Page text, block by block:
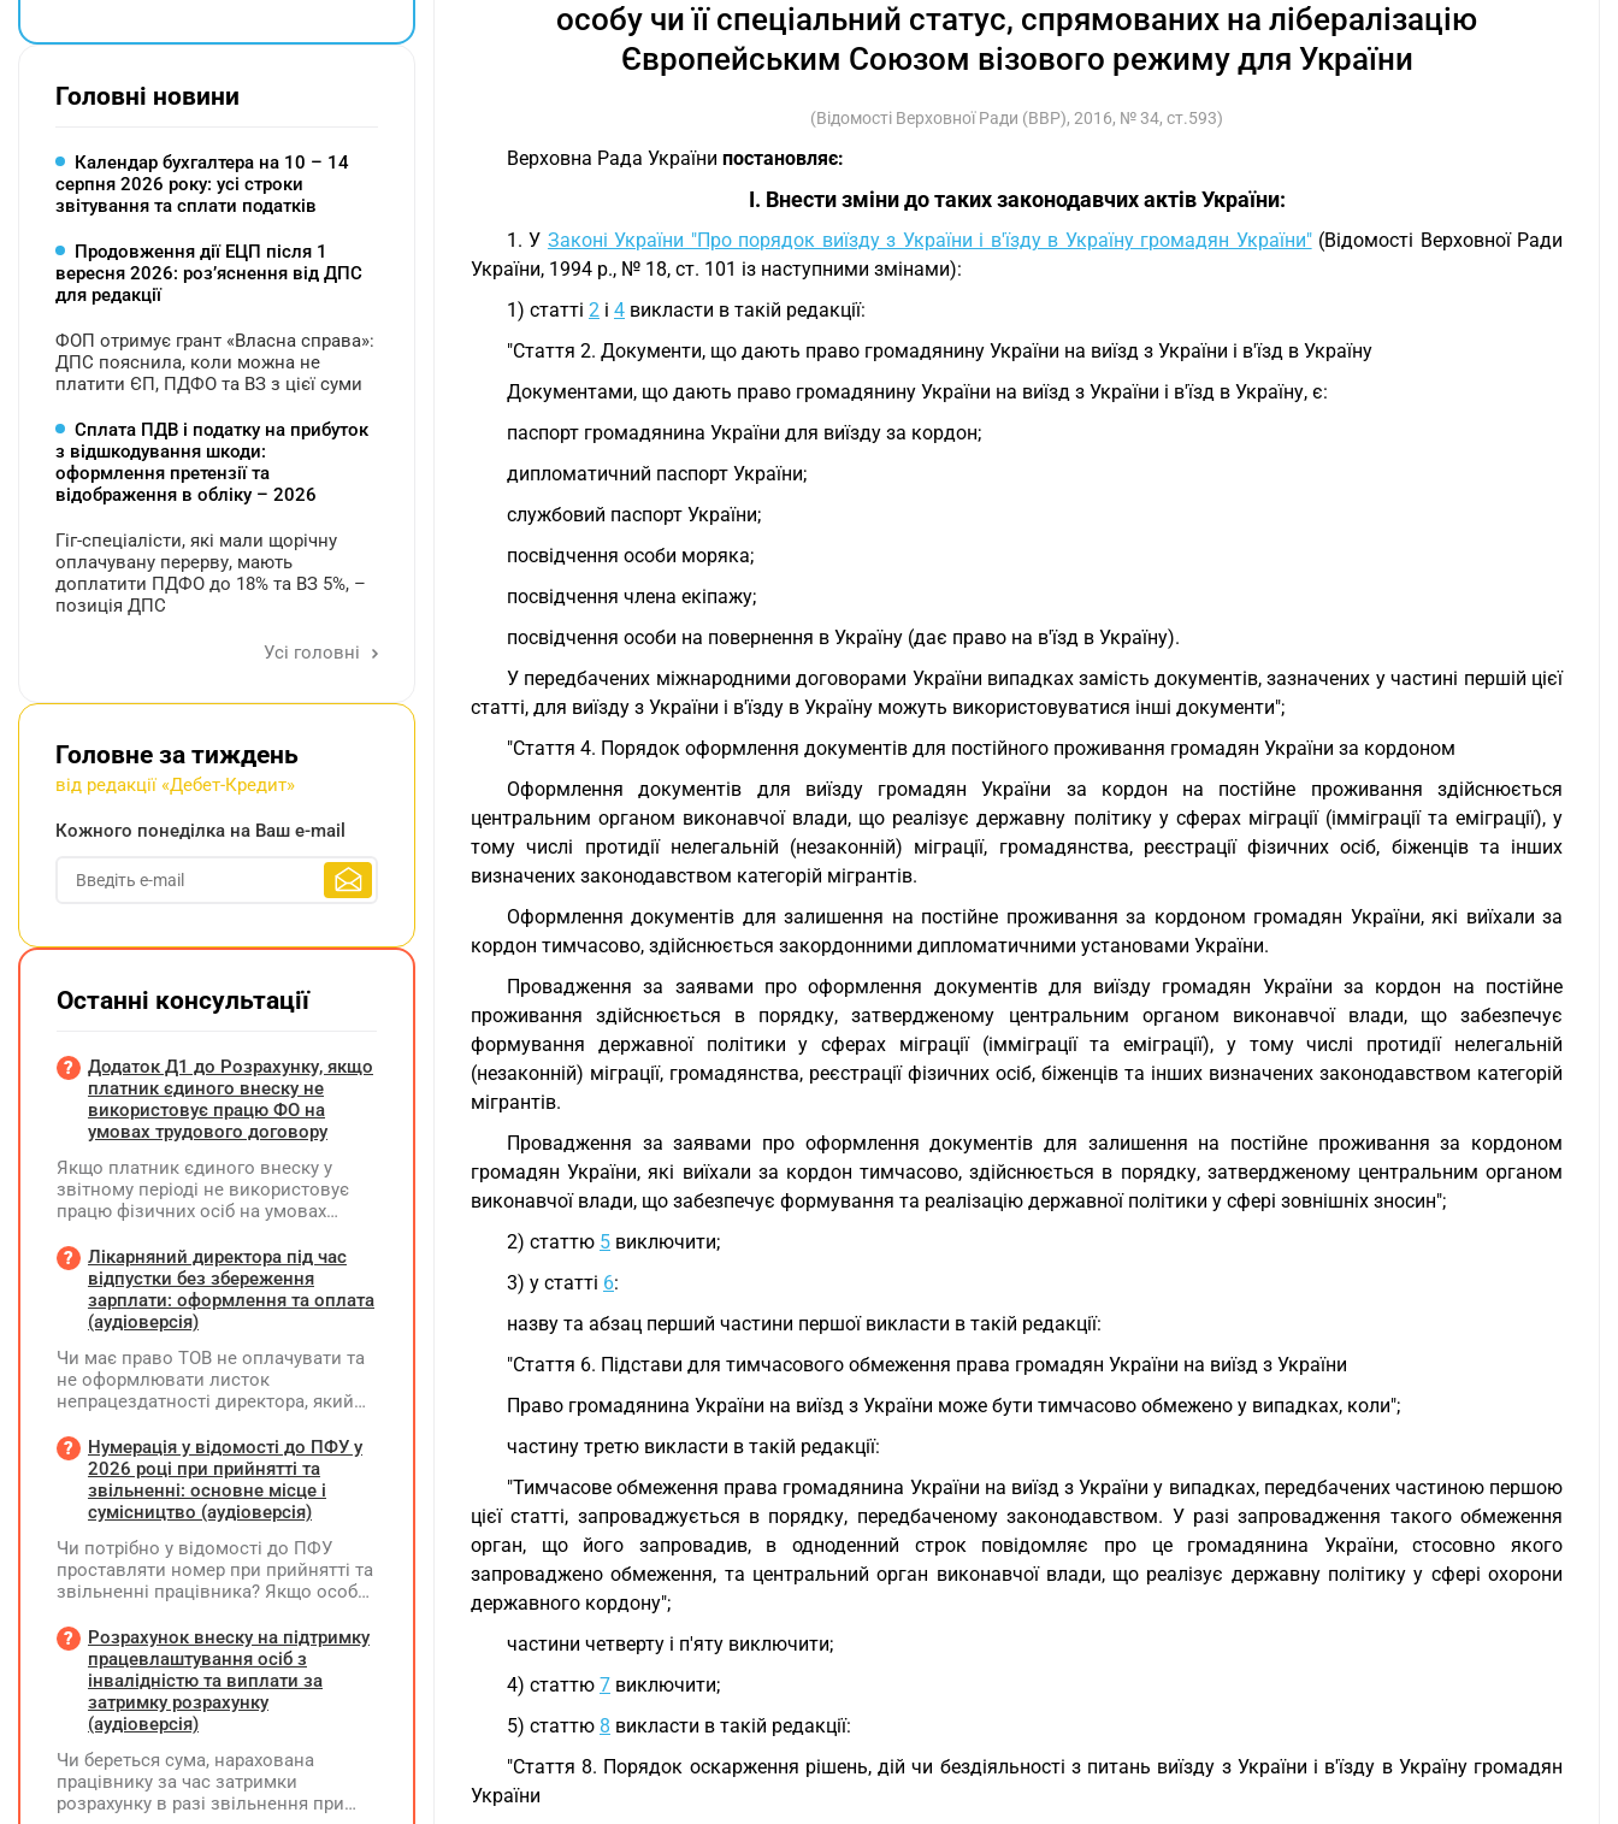
особу чи її спеціальний статус, спрямованих на лібералізацію
Європейським Союзом візового режиму для України
(Відомості Верховної Ради (ВВР), 2016, № 34, ст.593)
Верховна Рада України постановляє:
I. Внести зміни до таких законодавчих актів України:
1. У Законі України "Про порядок виїзду з України і в'їзду в Україну громадян України"(Відомості Верховної Ради
України, 1994 р., № 18, ст. 101 із наступними змінами):
1) статті 2 і 4 викласти в такій редакції:
"Стаття 2. Документи, що дають право громадянину України на виїзд з України і в'їзд в Україну
Документами, що дають право громадянину України на виїзд з України і в'їзд в Україну, є:
паспорт громадянина України для виїзду за кордон;
дипломатичний паспорт України;
службовий паспорт України;
посвідчення особи моряка;
посвідчення члена екіпажу;
посвідчення особи на повернення в Україну (дає право на в'їзд в Україну).
У передбачених міжнародними договорами України випадках замість документів, зазначених у частині першій цієї
статті, для виїзду з України і в'їзду в Україну можуть використовуватися інші документи";
"Стаття 4. Порядок оформлення документів для постійного проживання громадян України за кордоном
Оформлення документів для виїзду громадян України за кордон на постійне проживання здійснюється
центральним органом виконавчої влади, що реалізує державну політику у сферах міграції (імміграції та еміграції), у
тому числі протидії нелегальній (незаконній) міграції, громадянства, реєстрації фізичних осіб, біженців та інших
визначених законодавством категорій мігрантів.
Оформлення документів для залишення на постійне проживання за кордоном громадян України, які виїхали за
кордон тимчасово, здійснюється закордонними дипломатичними установами України.
Провадження за заявами про оформлення документів для виїзду громадян України за кордон на постійне
проживання здійснюється в порядку, затвердженому центральним органом виконавчої влади, що забезпечує
формування державної політики у сферах міграції (імміграції та еміграції), у тому числі протидії нелегальній
(незаконній) міграції, громадянства, реєстрації фізичних осіб, біженців та інших визначених законодавством категорій
мігрантів.
Провадження за заявами про оформлення документів для залишення на постійне проживання за кордоном
громадян України, які виїхали за кордон тимчасово, здійснюється в порядку, затвердженому центральним органом
виконавчої влади, що забезпечує формування та реалізацію державної політики у сфері зовнішніх зносин";
2) статтю 5 виключити;
3) у статті 6:
назву та абзац перший частини першої викласти в такій редакції:
"Стаття 6. Підстави для тимчасового обмеження права громадян України на виїзд з України
Право громадянина України на виїзд з України може бути тимчасово обмежено у випадках, коли";
частину третю викласти в такій редакції:
"Тимчасове обмеження права громадянина України на виїзд з України у випадках, передбачених частиною першою
цієї статті, запроваджується в порядку, передбаченому законодавством. У разі запровадження такого обмеження
орган, що його запровадив, в одноденний строк повідомляє про це громадянина України, стосовно якого
запроваджено обмеження, та центральний орган виконавчої влади, що реалізує державну політику у сфері охорони
державного кордону";
частини четверту і п'яту виключити;
4) статтю 7 виключити;
5) статтю 8 викласти в такій редакції:
"Стаття 8. Порядок оскарження рішень, дій чи бездіяльності з питань виїзду з України і в'їзду в Україну громадян
України
Головні новини
Календар бухгалтера на 10 – 14
серпня 2026 року: усі строки
звітування та сплати податків
Продовження дії ЕЦП після 1
вересня 2026: розʼяснення від ДПС
для редакції
ФОП отримує грант «Власна справа»:
ДПС пояснила, коли можна не
платити ЄП, ПДФО та ВЗ з цієї суми
Сплата ПДВ і податку на прибуток
з відшкодування шкоди:
оформлення претензії та
відображення в обліку – 2026
Гіг-спеціалісти, які мали щорічну
оплачувану перерву, мають
доплатити ПДФО до 18% та ВЗ 5%, –
позиція ДПС
Усі головні
Головне за тиждень
від редакції «Дебет-Кредит»
Кожного понеділка на Ваш e-mail
Останні консультації
Додаток Д1 до Розрахунку, якщо
платник єдиного внеску не
використовує працю ФО на
умовах трудового договору
Якщо платник єдиного внеску у
звітному періоді не використовує
працю фізичних осіб на умовах
на інших умовах, передбачених
законодавством, Додаток Д1/
Додаток ФІЗ-Д1 за відповідний
період не подається
Лікарняний директора під час
відпустки без збереження
зарплати: оформлення та оплата
(аудіоверсія)
Чи має право ТОВ не оплачувати та
не оформлювати листок
непрацездатності директора, який
збереження заробітної плати під час
призупинення діяльності
підприємства?
Нумерація у відомості до ПФУ у
2026 році при прийнятті та
звільненні: основне місце і
сумісництво (аудіоверсія)
Чи потрібно у відомості до ПФУ
проставляти номер при прийнятті та
звільненні працівника? Якщо особа
місцем роботи та за сумісництвом,
чи рахується це як два роботодавці?
Розрахунок внеску на підтримку
працевлаштування осіб з
інвалідністю та виплати за
затримку розрахунку
(аудіоверсія)
Чи береться сума, нарахована
працівнику за час затримки
розрахунку в разі звільнення при